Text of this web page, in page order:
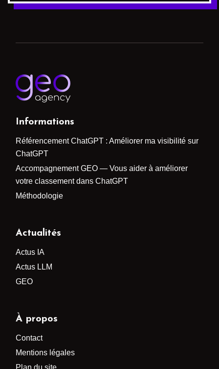
Informations
Référencement ChatGPT : Améliorer ma visibilité sur
ChatGPT
Accompagnement GEO — Vous aider à améliorer
votre classement dans ChatGPT
Méthodologie
Actualités
Actus IA
Actus LLM
GEO
À propos
Contact
Mentions légales
Plan du site